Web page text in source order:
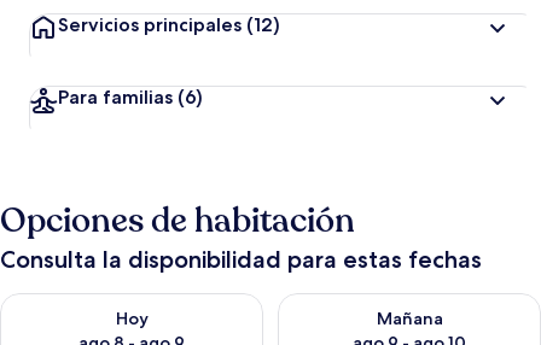
Servicios principales (12)
Para familias (6)
Opciones de habitación
Consulta la disponibilidad para estas fechas
Hoy
Consulta la disponibilidad para hoy ago 8 - ago 9
Mañana
Consulta la disponibilidad